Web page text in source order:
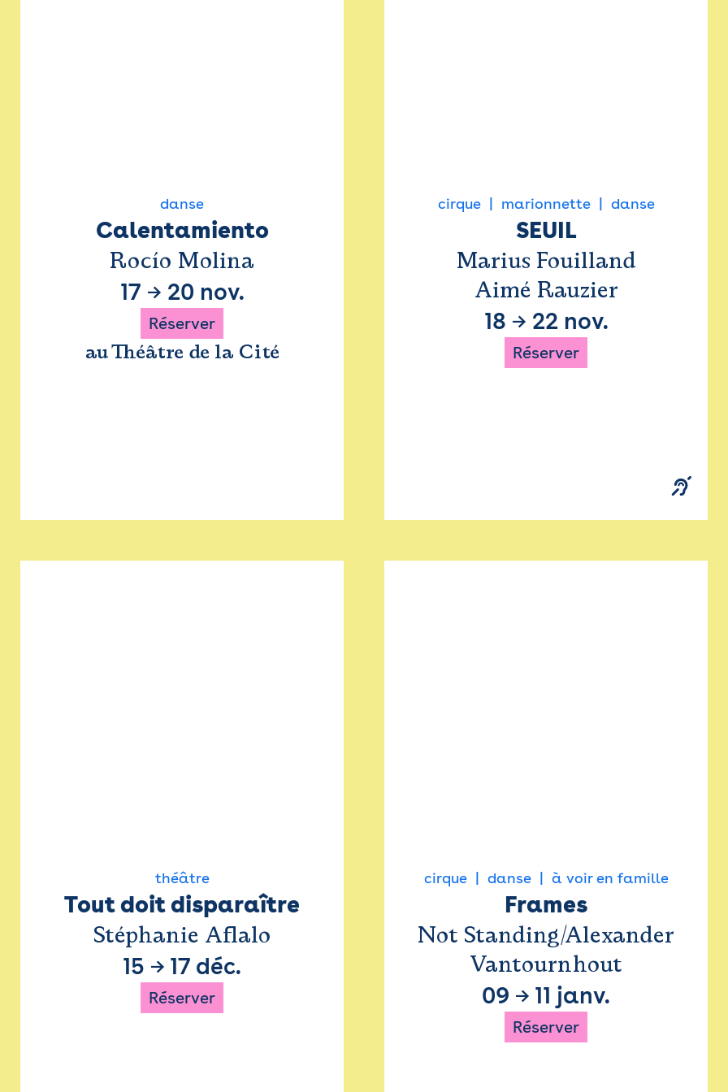
danse
Calentamiento
Rocío Molina
17 → 20 nov.
Réserver
au Théâtre de la Cité
cirque marionnette danse
SEUIL
Marius Fouilland
Aimé Rauzier
18 → 22 nov.
Réserver
théâtre
Tout doit disparaître
Stéphanie Aflalo
15 → 17 déc.
Réserver
cirque danse à voir en famille
Frames
Not Standing/Alexander
Vantournhout
09 → 11 janv.
Réserver